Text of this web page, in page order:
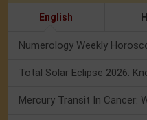
English
Total Solar Eclipse 2026: